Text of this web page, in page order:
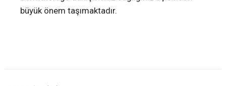
büyük önem taşımaktadır.